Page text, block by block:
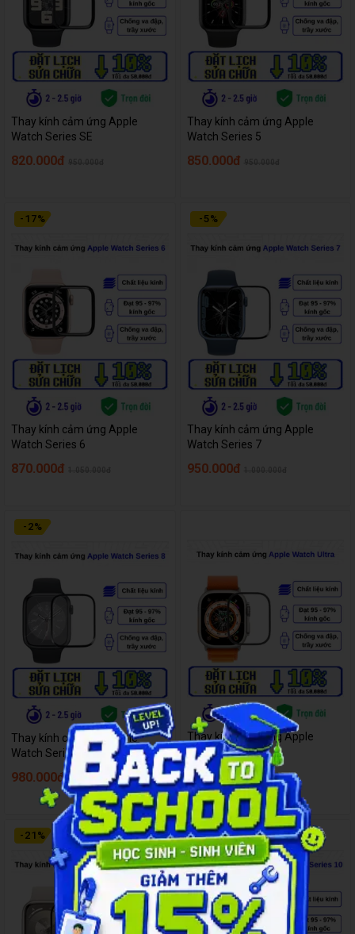
Thay kính cảm ứng Apple
Watch Series SE
820.000đ
Thay kính cảm ứng Apple
Watch Series 5
850.000đ
- 17%
Thay kính cảm ứng Apple
Watch Series 6
870.000đ
- 5%
Thay kính cảm ứng Apple
Watch Series 7
950.000đ
- 2%
Thay kính cảm ứng Apple
Watch Series 8
980.000đ 1.000.000đ
Thay kính cảm ứng Apple
Watch Ultra
990.000đ
- 21 % -41%